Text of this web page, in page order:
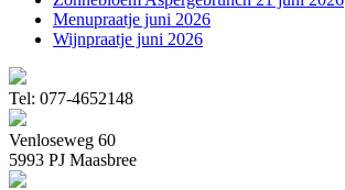
Menupraatje juni 2026
Wijnpraatje juni 2026
Tel: 077-4652148
Venloseweg 60
5993 PJ Maasbree